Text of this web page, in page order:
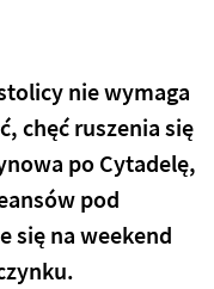
nie wymaga
chęć ruszenia się
po Cytadelę,
pod
się na weekend